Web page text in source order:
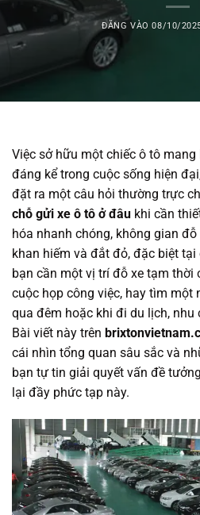
ĐĂNG VÀO08/10/
Việc sở hữu một chiếc ô tô
đáng kể trong cuộc sống hiện
đặt ra một câu hỏi thường trực
chỗ gửi xe ô tô ở đâu khi cần
hóa nhanh chóng, không gian
khan hiếm và đắt đỏ, đặc biệt
bạn cần một vị trí đỗ xe tạm thời
cuộc họp công việc, hay tìm một
qua đêm hoặc khi đi du lịch, nhu
Bài viết này trên
cái nhìn tổng quan sâu sắc và
bạn tự tin giải quyết vấn đề
lại đầy phức tạp này.